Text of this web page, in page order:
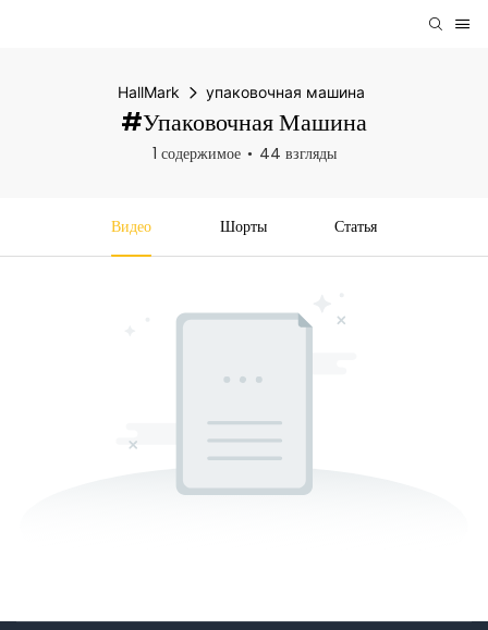
HallMark упаковочная машина
#упаковочная Машина
1 содержимое 44 взгляды
Видео Шорты Статья